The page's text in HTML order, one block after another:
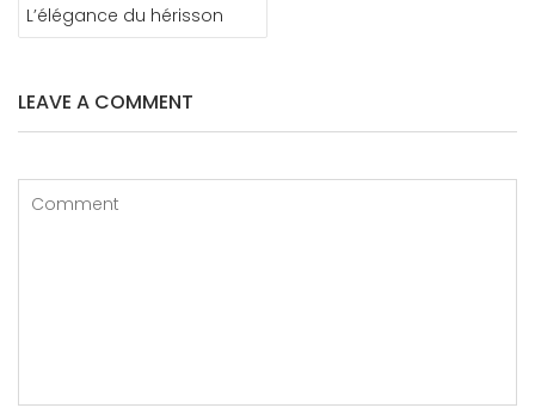
L’élégance du hérisson
LEAVE A COMMENT